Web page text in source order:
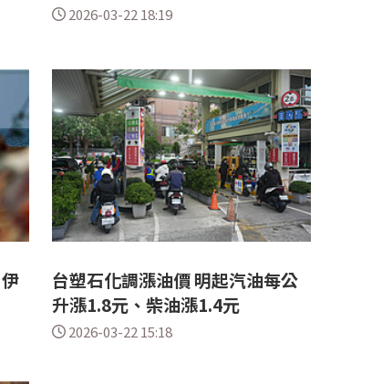
2026-03-22 18:19
台塑石化調漲油價 明起汽油每公
升漲1.8元、柴油漲1.4元
2026-03-22 15:18